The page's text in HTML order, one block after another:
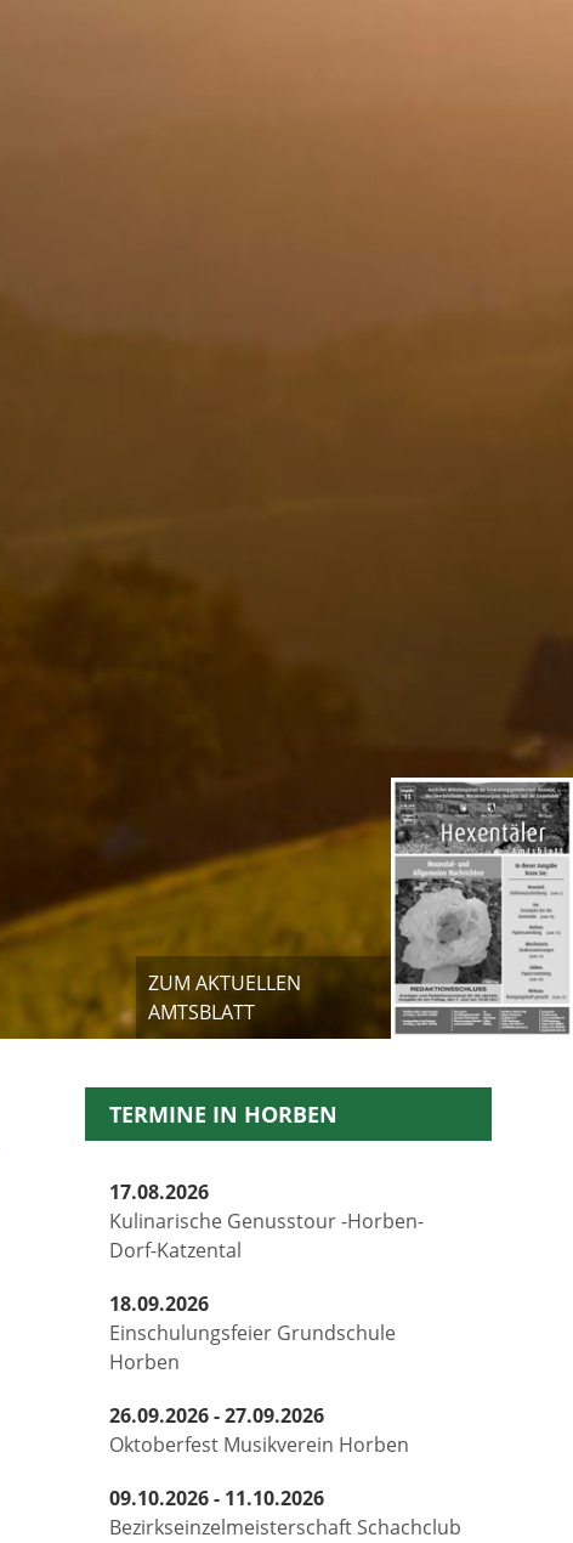
ZUM AKTUELLEN
AMTSBLATT
TERMINE IN HORBEN
17.08.2026
Kulinarische Genusstour -Horben-
Dorf-Katzental
18.09.2026
Einschulungsfeier Grundschule
Horben
26.09.2026 - 27.09.2026
Oktoberfest Musikverein Horben
09.10.2026 - 11.10.2026
Bezirkseinzelmeisterschaft Schachclub